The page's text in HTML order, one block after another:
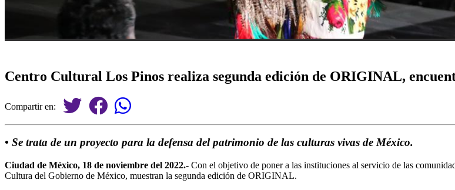
Centro Cultural Los Pinos realiza segunda edición de ORIGINAL,
Compartir en:
• Se trata de un proyecto para la defensa del patrimonio de las culturas vivas de México.
Ciudad de México, 18 de noviembre del 2022.- Con el objetivo de poner a las instituciones al servicio de las
Cultura del Gobierno de México, muestran la segunda edición de ORIGINAL.